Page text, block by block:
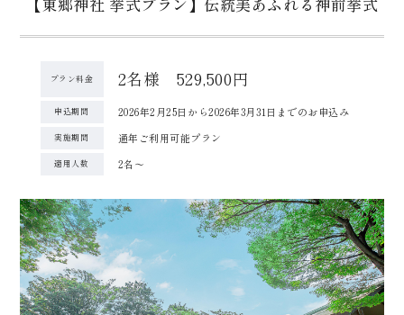
プラン料金 2名様 529,500円
申込期間 2026年2月25日から2026年3月31日までのお申込み
実施期間 通年ご利用可能プラン
適用人数 2名〜